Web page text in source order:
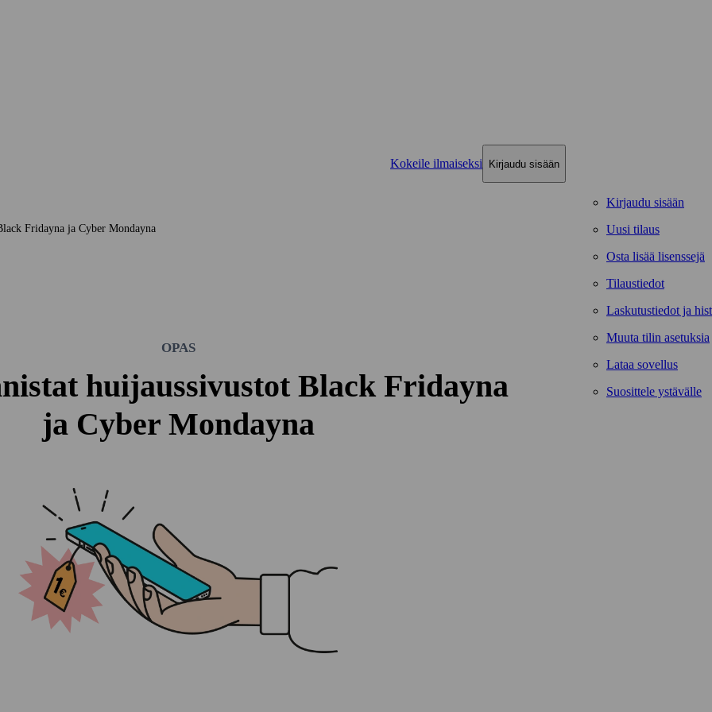
Kokeile ilmaiseksi Kirjaudu sisään
Kirjaudu sisään
Uusi tilaus
Osta lisää lisenssejä
Tilaustiedot
Laskutustiedot ja
Muuta tilin asetuksia
Lataa sovellus
Suosittele ystävälle
Fridayna ja Cyber Mondayna
OPAS
huijaus­sivustot Black Fridayna
ja Cyber Mondayna